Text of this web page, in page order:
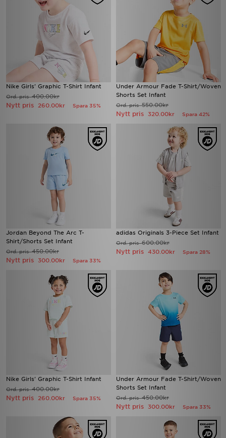
Nike Girls' Graphic T-Shirt Infant
Ord. pris400.00kr
Nytt pris 260.00kr Spara 35%
Under Armour Fade T-Shirt/Woven
Shorts Set Infant
Ord. pris550.00kr
Nytt pris 320.00kr Spara 42%
Jordan Beyond The Arc T-
Shirt/Shorts Set Infant
Ord. pris450.00kr
Nytt pris 300.00kr Spara 33%
adidas Originals 3-Piece Set Infant
Ord. pris600.00kr
Nytt pris 430.00kr Spara 28%
Nike Girls' Graphic T-Shirt Infant
Ord. pris400.00kr
Nytt pris 260.00kr Spara 35%
Under Armour Fade T-Shirt/Woven
Shorts Set Infant
Ord. pris450.00kr
Nytt pris 300.00kr Spara 33%